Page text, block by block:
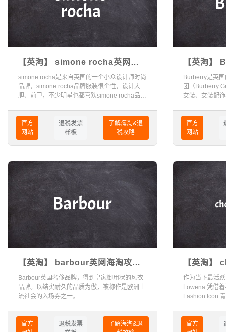
【英淘】 simone rocha英网海
淘攻略（2026版）
simone rocha是来自英国的一个小众设计师时尚
品牌，simone rocha品牌服装很个性，设计大
胆、前卫，不少明星也都喜欢simone rocha品牌
官方
网站
退税发票
样板
了解海淘&退
税攻略
【英淘】
（2024版
Burberry是英
团（Burberry
女装、女装配
官方
网站
【英淘】 barbour英网海淘攻略
（2024版）
Barbour英国奢侈品牌，得到皇家御用状的风衣
品牌。以结实耐久的品质为傲，被称作是欧洲上
流社会的入场券之一。
官方
退税发票
了解海淘&退
【英淘】
海淘攻略
作为当下最活
Lowena 凭借
Fashion Icon
官方